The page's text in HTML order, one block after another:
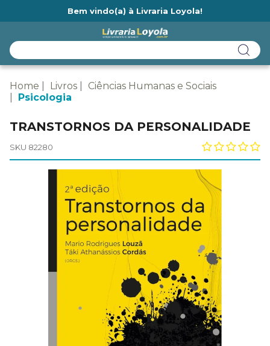
Bem vindo(a) à Livraria Loyola!
Home Livros
Ciências Humanas e Sociais
Psicologia
TRANSTORNOS DA PERSONALIDADE
SKU 82280